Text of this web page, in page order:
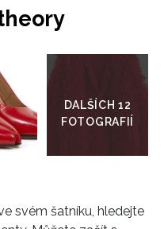
galerie
svém šatníku, hledejte